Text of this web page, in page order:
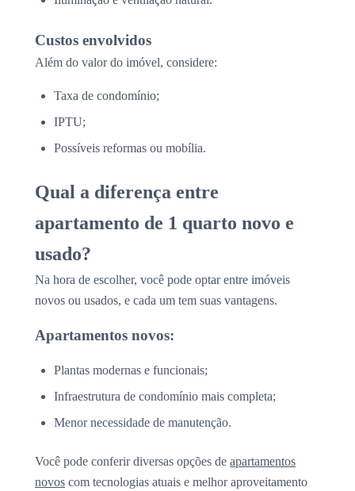
Custos envolvidos
Além do valor do imóvel, considere:
Taxa de condomínio;
IPTU;
Possíveis reformas ou mobília.
Qual a diferença entre
apartamento de 1 quarto novo e
usado?
Na hora de escolher, você pode optar entre imóveis
novos ou usados, e cada um tem suas vantagens.
Apartamentos novos:
Plantas modernas e funcionais;
Infraestrutura de condomínio mais completa;
Menor necessidade de manutenção.
Você pode conferir diversas opções de apartamentos
novos com tecnologias atuais e melhor aproveitamento